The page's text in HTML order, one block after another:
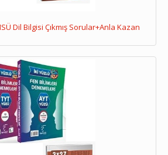
Dil Bilgisi Çıkmış Sorular+Anla Kazan